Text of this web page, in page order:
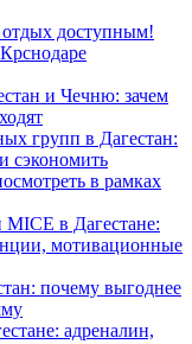
отдых доступным!
и Чечню: зачем
групп в Дагестан:
сэкономить
в рамках
в Дагестане:
мотивационные
почему выгоднее
адреналин,